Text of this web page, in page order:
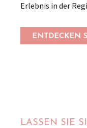
Erlebnis in der
ENTDECKEN
LASSEN SIE